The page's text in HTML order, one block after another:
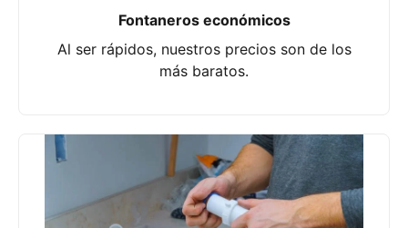
Fontaneros económicos
Al ser rápidos, nuestros precios son de los
más baratos.